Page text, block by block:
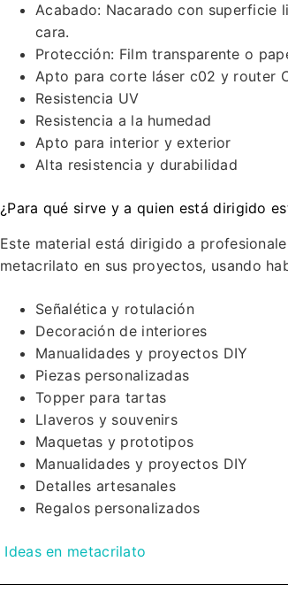
Acabado: Nacarado con superficie
cara.
Protección: Film transparente o
Apto para corte láser c02 y router
Resistencia UV
Resistencia a la humedad
Apto para interior y exterior
Alta resistencia y durabilidad
¿Para qué sirve y a quien está dirigido
Este material está dirigido a
metacrilato en sus proyectos, usando
Señalética y rotulación
Decoración de interiores
Manualidades y proyectos DIY
Piezas personalizadas
Topper para tartas
Llaveros y souvenirs
Maquetas y prototipos
Manualidades y proyectos DIY
Detalles artesanales
Regalos personalizados
Ideas en metacrilato